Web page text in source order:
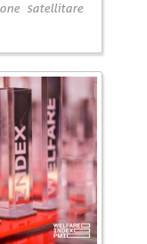
satellitare